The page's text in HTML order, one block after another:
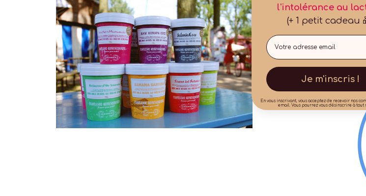
Rafraîchissez-vous donc
l'intolérance au
(+ 1 petit cadeau
Email
Je m'inscris !
En vous inscrivant, vous acceptez de recevoir nos
email. Vous pourrez vous désinscrire à tout